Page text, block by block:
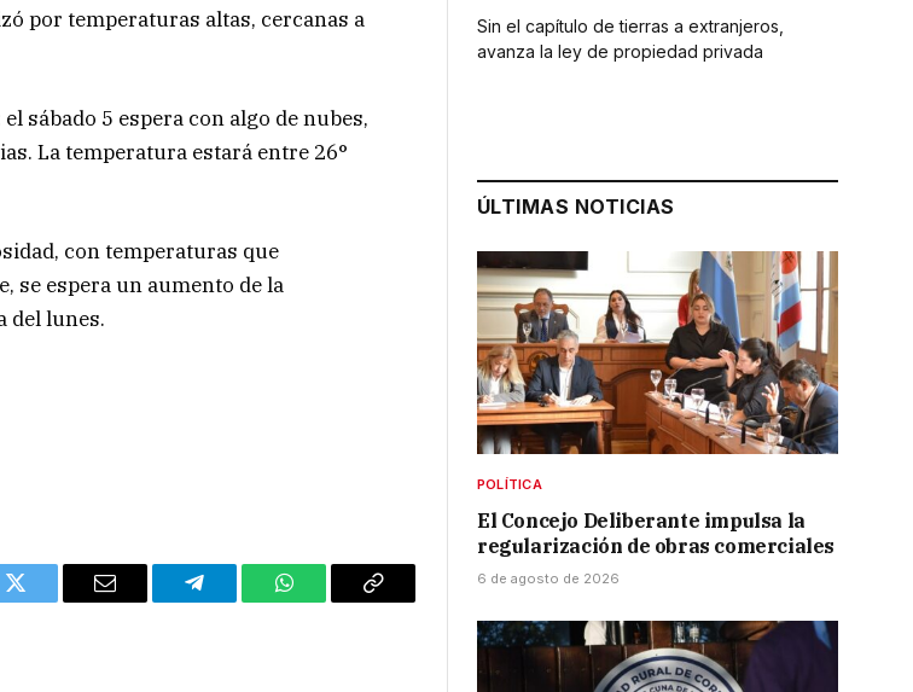
por temperaturas altas, cercanas a
sábado 5 espera con algo de nubes,
La temperatura estará entre 26°
con temperaturas que
se espera un aumento de la
del lunes.
Twitter Email Telegram WhatsAppCopy
Sin el capítulo de tierras a extranjeros,
avanza la ley de propiedad privada
ÚLTIMAS NOTICIAS
POLÍTICA
El Concejo Deliberante impulsa la
regularización de obras comerciales
6 de agosto de 2026